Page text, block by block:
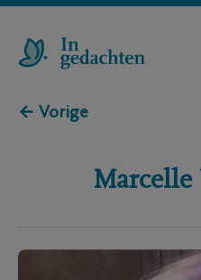
← Vorige
Marcelle